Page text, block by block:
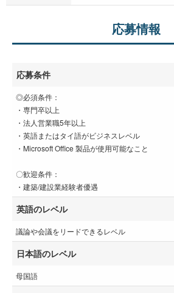
応募情報
応募条件
◎必須条件：
・専門卒以上
・法人営業職5年以上
・英語またはタイ語がビジネスレベル
・Microsoft Office 製品が使用可能なこと
〇歓迎条件：
・建築/建設業経験者優遇
英語のレベル
議論や会議をリードできるレベル
日本語のレベル
母国語